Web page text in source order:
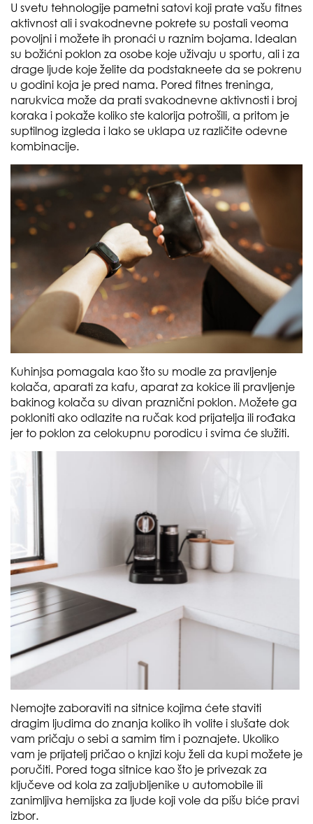
U svetu tehnologije pametni satovi koji prate vašu fitnes
aktivnost ali i svakodnevne pokrete su postali veoma
povoljni i možete ih pronaći u raznim bojama. Idealan
su božićni poklon za osobe koje uživaju u sportu, ali i za
drage ljude koje želite da podstakneete da se pokrenu
u godini koja je pred nama. Pored fitnes treninga,
narukvica može da prati svakodnevne aktivnosti i broj
koraka i pokaže koliko ste kalorija potrošili, a pritom je
suptilnog izgleda i lako se uklapa uz različite odevne
kombinacije.
Kuhinjsa pomagala kao što su modle za pravljenje
kolača, aparati za kafu, aparat za kokice ili pravljenje
bakinog kolača su divan praznični poklon. Možete ga
pokloniti ako odlazite na ručak kod prijatelja ili rođaka
jer to poklon za celokupnu porodicu i svima će služiti.
Nemojte zaboraviti na sitnice kojima ćete staviti
dragim ljudima do znanja koliko ih volite i slušate dok
vam pričaju o sebi a samim tim i poznajete. Ukoliko
vam je prijatelj pričao o knjizi koju želi da kupi možete je
poručiti. Pored toga sitnice kao što je privezak za
ključeve od kola za zaljubljenike u automobile ili
zanimljiva hemijska za ljude koji vole da pišu biće pravi
izbor.